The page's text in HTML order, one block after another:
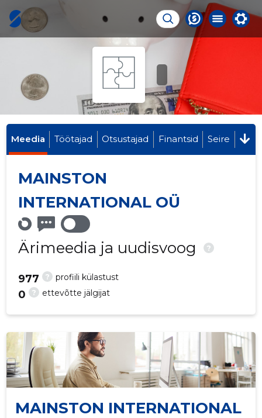
Meedia Töötajad Otsustajad Finantsid Seire
MAINSTON
INTERNATIONAL OÜ
Ärimeedia ja uudisvoog ?
? profiili külastust
977
? ettevõtte jälgijat
0
MAINSTON INTERNATIONAL